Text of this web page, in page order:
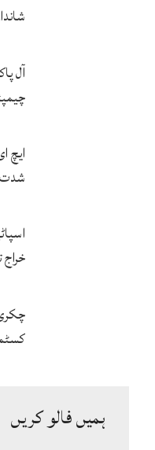
آل
ایچ
شدت
ہمیں فالو کریں